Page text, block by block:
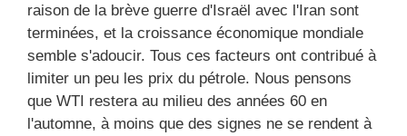
raison de la brève guerre d'Israël avec l'Iran sont
terminées, et la croissance économique mondiale
semble s'adoucir. Tous ces facteurs ont contribué à
limiter un peu les prix du pétrole. Nous pensons
que WTI restera au milieu des années 60 en
l'automne, à moins que des signes ne se rendent à